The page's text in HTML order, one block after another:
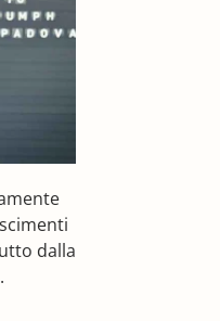
dalla